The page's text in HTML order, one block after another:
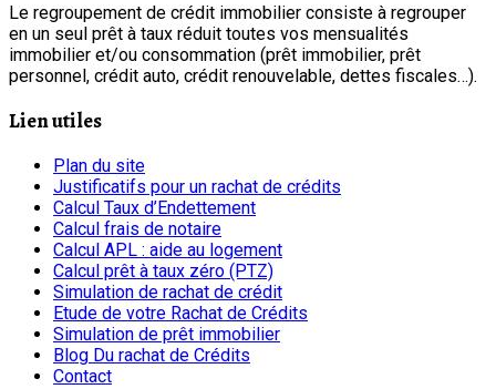
Le regroupement de crédit immobilier consiste à regrouper
en un seul prêt à taux réduit toutes vos mensualités
immobilier et/ou consommation (prêt immobilier, prêt
personnel, crédit auto, crédit renouvelable, dettes fiscales…).
Lien utiles
Plan du site
Justificatifs pour un rachat de crédits
Calcul Taux d’Endettement
Calcul frais de notaire
Calcul APL : aide au logement
Calcul prêt à taux zéro (PTZ)
Simulation de rachat de crédit
Etude de votre Rachat de Crédits
Simulation de prêt immobilier
Blog Du rachat de Crédits
Contact